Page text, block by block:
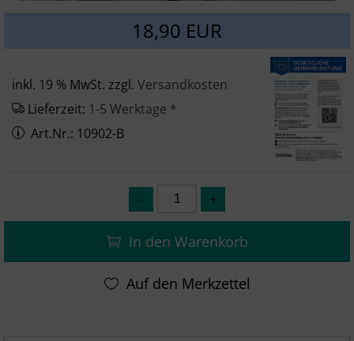
18,90 EUR
inkl. 19 % MwSt. zzgl. Versandkosten
Lieferzeit: 1-5 Werktage *
Art.Nr.: 10902-B
In den Warenkorb